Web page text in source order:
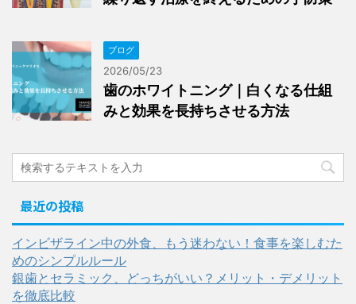
ブログ
2026/05/23
歯のホワイトニング｜白くなる仕組
みと効果を長持ちさせる方法
最近の投稿
インビザライン中の外食、もう迷わない！食事を楽しむた
めのシンプルルール
銀歯とセラミック、どっちがいい？メリット・デメリット
を徹底比較